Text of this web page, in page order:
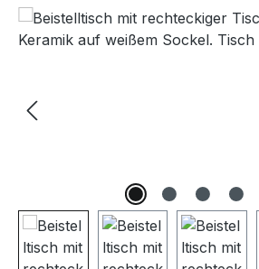
Bildergalerie überspringen